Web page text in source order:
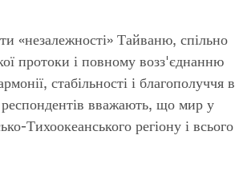
«незалежності» Тайваню, спільно
протоки і повному возз'єднанню
стабільності і благополуччя в
респондентів вважають, що мир у
Тихоокеанського регіону і всього